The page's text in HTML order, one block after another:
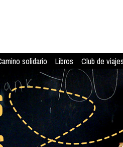
solidario Libros Club de viajes